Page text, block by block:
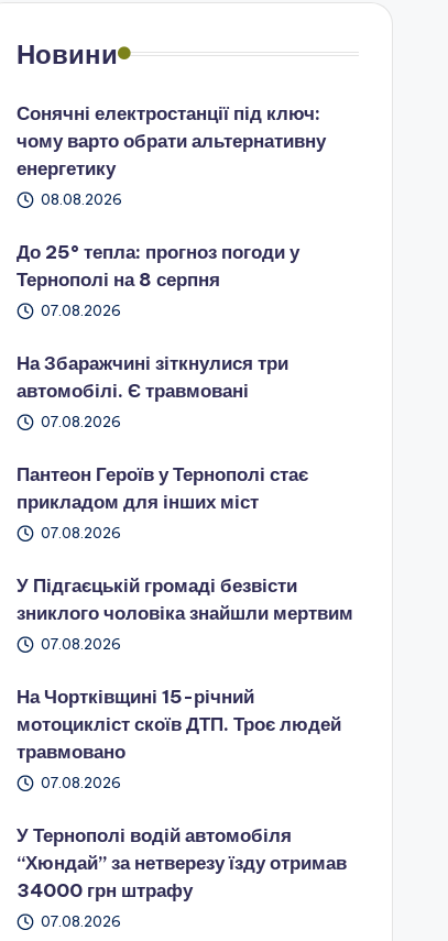
Новини
Сонячні електростанції під ключ:
чому варто обрати альтернативну
енергетику
08.08.2026
До 25° тепла: прогноз погоди у
Тернополі на 8 серпня
07.08.2026
На Збаражчині зіткнулися три
автомобілі. Є травмовані
07.08.2026
Пантеон Героїв у Тернополі стає
прикладом для інших міст
07.08.2026
У Підгаєцькій громаді безвісти
зниклого чоловіка знайшли мертвим
07.08.2026
На Чортківщині 15-річний
мотоцикліст скоїв ДТП. Троє людей
травмовано
07.08.2026
У Тернополі водій автомобіля
“Хюндай” за нетверезу їзду отримав
34000 грн штрафу
07.08.2026